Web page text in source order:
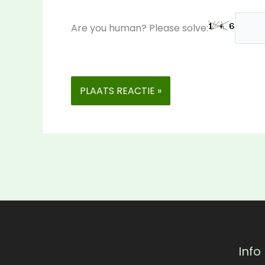
Are you human? Please solve:
Info